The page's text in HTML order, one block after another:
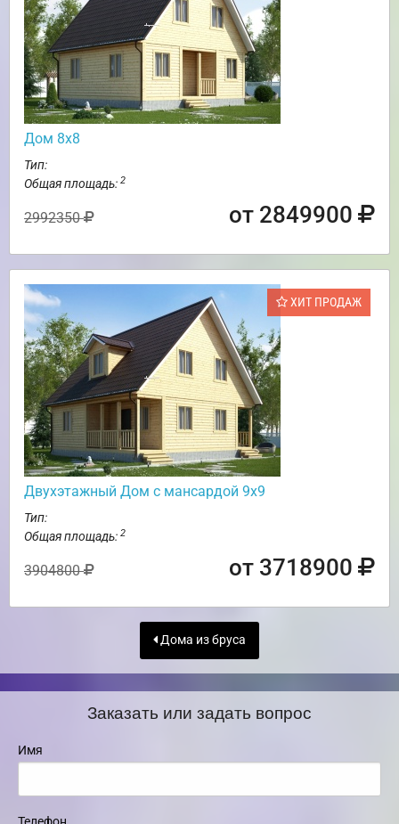
Дом 8х8
Тип:
Общая площадь: 2
2992350 от 2849900
ХИТ ПРОДАЖ
Двухэтажный Дом с мансардой 9х9
Тип:
Общая площадь: 2
3904800 от 3718900
Дома из бруса
Заказать или задать вопрос
Имя
Телефон